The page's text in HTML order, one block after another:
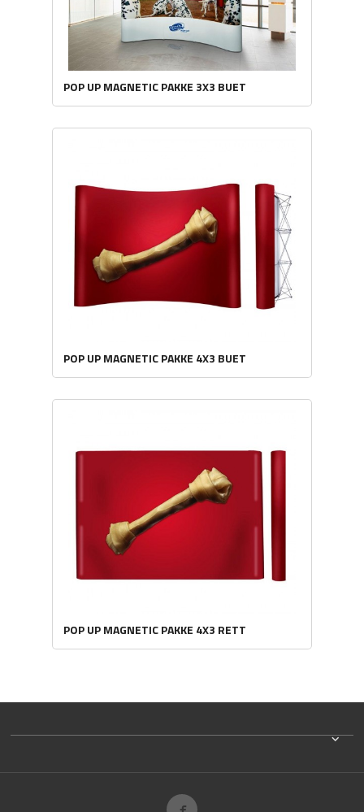
POP UP MAGNETIC PAKKE 3X3 BUET
POP UP MAGNETIC PAKKE 4X3 BUET
POP UP MAGNETIC PAKKE 4X3 RETT